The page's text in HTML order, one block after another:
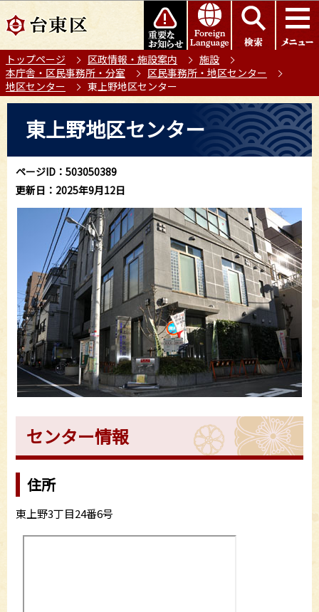
の
ー
ジ
の
このページの本文へ移動
トップページ 区政情報・施設案内
施設
本庁舎・区民事務所・分室
区民事務所・地区センター
地区センター
東上野地区センター
か
東上野地区センター
ページID：503050389
更新日：2025年9月12日
センター情報
住所
東上野3丁目24番6号